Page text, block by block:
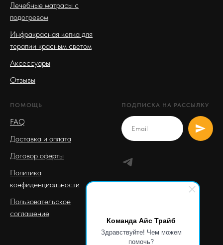
Команда Айс Трайб
Здравствуйте! Чем можем
помочь?
Лечебные матрасы с
подогревом
Инфракрасная кепка для
терапии красным светом
Аксессуары
Отзывы
ПОМОЩЬ
FAQ
Доставка и оплата
Договор оферты
Политика
конфиденциальности
Пользовательское
соглашение
ПОДПИСКА НА РАССЫЛКУ